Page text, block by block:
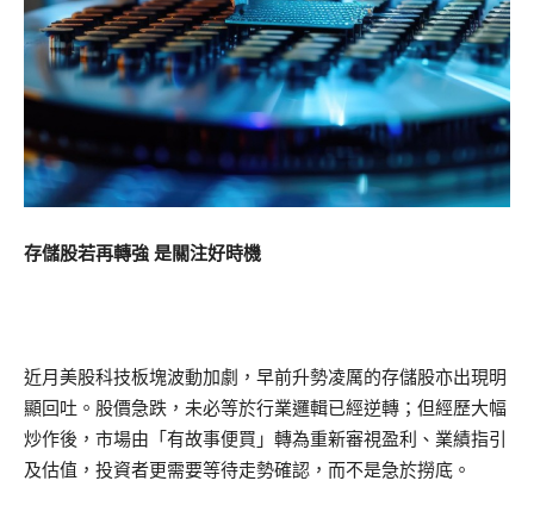
存儲股若再轉強 是關注好時機
近月美股科技板塊波動加劇，早前升勢凌厲的存儲股亦出現明
顯回吐。股價急跌，未必等於行業邏輯已經逆轉；但經歷大幅
炒作後，市場由「有故事便買」轉為重新審視盈利、業績指引
及估值，投資者更需要等待走勢確認，而不是急於撈底。